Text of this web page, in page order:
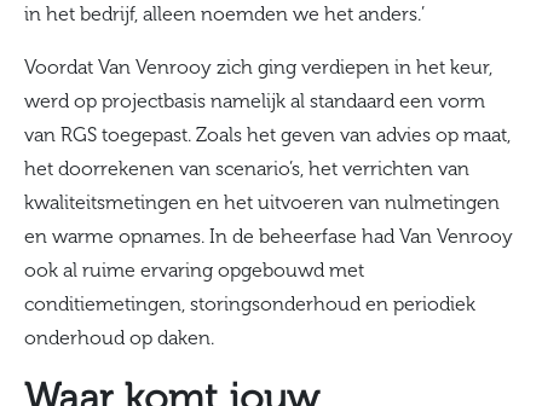
in het bedrijf, alleen noemden we het anders.’
Voordat Van Venrooy zich ging verdiepen in het keur,
werd op projectbasis namelijk al standaard een vorm
van RGS toegepast. Zoals het geven van advies op maat,
het doorrekenen van scenario’s, het verrichten van
kwaliteitsmetingen en het uitvoeren van nulmetingen
en warme opnames. In de beheerfase had Van Venrooy
ook al ruime ervaring opgebouwd met
conditiemetingen, storingsonderhoud en periodiek
onderhoud op daken.